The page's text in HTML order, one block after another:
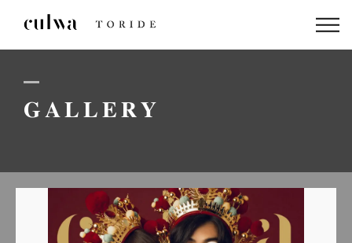
GALLERY
ABOUT US
PACKAGE
STAFF
GALLERY